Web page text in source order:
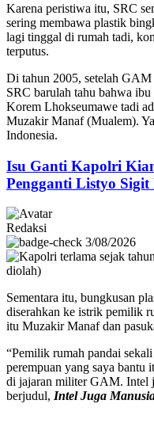
Karena peristiwa itu, SRC
sering membawa plastik
lagi tinggal di rumah tadi,
terputus.
Di tahun 2005, setelah GAM
SRC barulah tahu bahwa
Korem Lhokseumawe tadi
Muzakir Manaf (Mualem).
Indonesia.
Isu Ganti Kapolri
Pengganti Listyo Sigit
Redaksi
3/08/2026
Sementara itu, bungkusan
diserahkan ke istrik pemilik
itu Muzakir Manaf dan
“Pemilik rumah pandai
perempuan yang saya bantu
di jajaran militer GAM. Intel
berjudul, Intel Juga